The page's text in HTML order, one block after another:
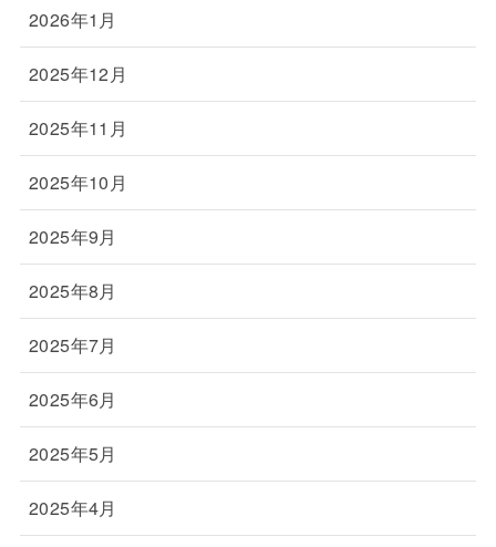
2026年1月
2025年12月
2025年11月
2025年10月
2025年9月
2025年8月
2025年7月
2025年6月
2025年5月
2025年4月